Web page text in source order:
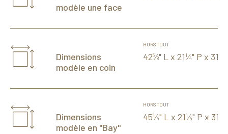
modèle une face
Dimensions
modèle en coin
HORS TOUT
425⁄8" L x 21 1⁄4" P x 31
Dimensions
modèle en "Bay"
HORS TOUT
451⁄4" L x 21 1⁄4" P x 31